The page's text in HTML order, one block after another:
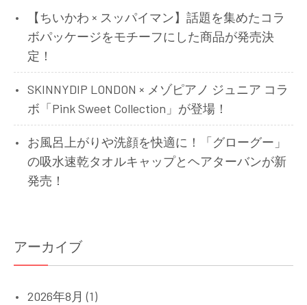
【ちいかわ × スッパイマン】話題を集めたコラ
ボパッケージをモチーフにした商品が発売決
定！
SKINNYDIP LONDON × メゾピアノ ジュニア コラ
ボ「Pink Sweet Collection」が登場！
お風呂上がりや洗顔を快適に！「グローグー」
の吸水速乾タオルキャップとヘアターバンが新
発売！
アーカイブ
2026年8月 (1)